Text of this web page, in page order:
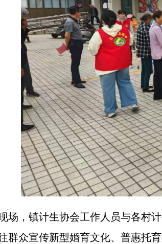
场，镇计生协会工作人员与各村
群众宣传新型婚育文化、普惠托